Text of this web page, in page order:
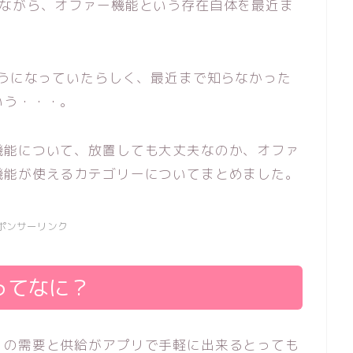
がら、オファー機能という存在自体を最近ま
なっていたらしく、最近まで知らなかった
・・・。
について、放置しても大丈夫なのか、オファ
が使えるカテゴリーについてまとめました。
ンサーリンク
なに？
需要と供給がアプリで手軽に出来るとっても